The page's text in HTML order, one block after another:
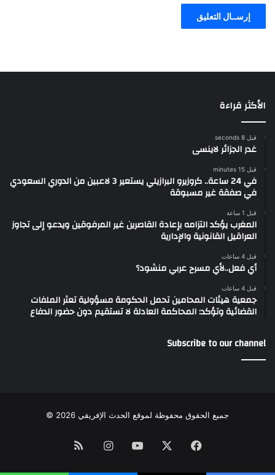
الأكثر قراءة
قبل 8 seconds
غدر الجزائر لاينسى
قبل 15 minutes
في 24 ساعة.. كروزيرو البرازيلي يستعير 3 لاعبين من الدوري السعودي
في صفقة غير مسبوقة
قبل 1 ساعة
المغرب يؤكد التزامه بإعادة القاصرين غير المرفوقين ويدعو إلى تجاوز
العراقيل القانونية والإدارية
قبل 4 ساعات
أي فعل..لأي مسرح عربي منشود؟
قبل 4 ساعات
جمعية هيئات المحامين تحمل الحكومة مسؤولية تعثر الملفات
القضائية وتؤكد: المحاكمة العادلة لا تستقيم دون حضور الدفاع
Subscribe to our channel
جميع الحقوق محفوظة لموقع الحدث الإفريقي 2026 ©
Facebook
YouTube
Instagram
RSS